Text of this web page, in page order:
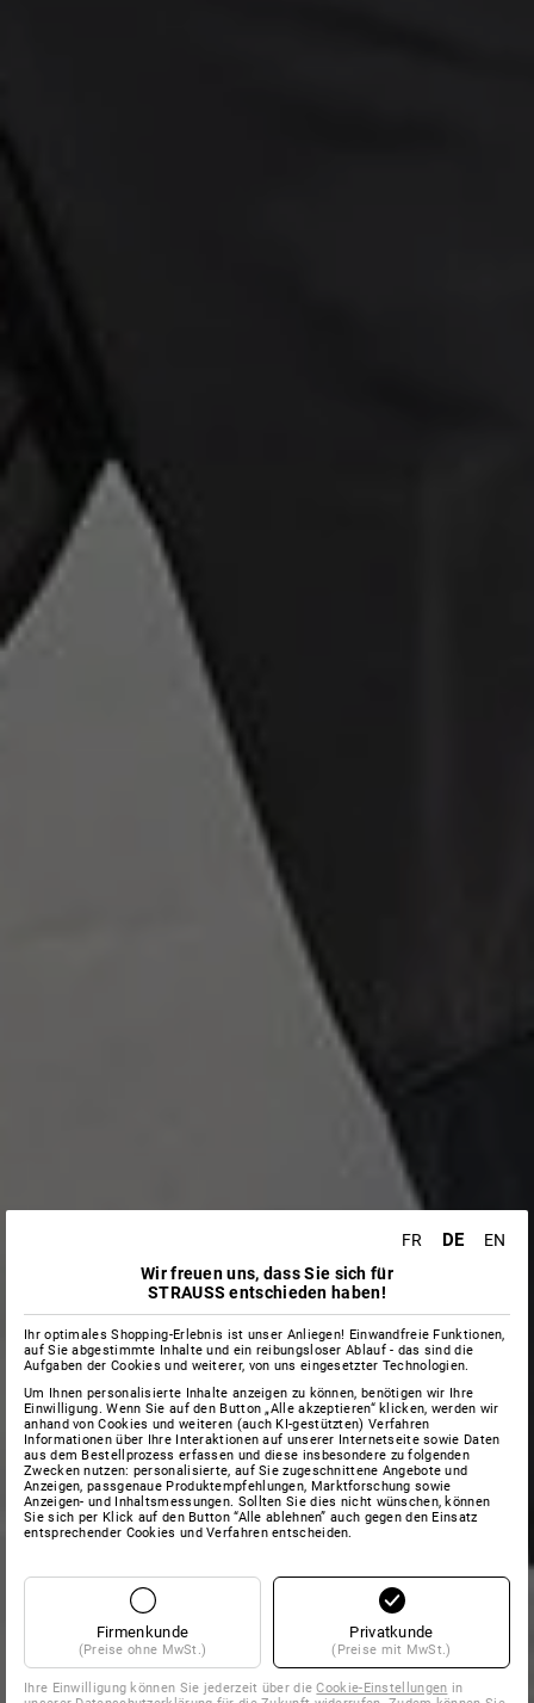
FR DE
EN
Wir freuen uns, dass Sie sich für
STRAUSS entschieden haben!
Ihr optimales Shopping-Erlebnis ist unser Anliegen! Einwandfreie Funktionen,
auf Sie abgestimmte Inhalte und ein reibungsloser Ablauf - das sind die
Aufgaben der Cookies und weiterer, von uns eingesetzter Technologien.
Um Ihnen personalisierte Inhalte anzeigen zu können, benötigen wir Ihre
Einwilligung. Wenn Sie auf den Button „Alle akzeptieren“ klicken, werden wir
anhand von Cookies und weiteren (auch KI-gestützten) Verfahren
Informationen über Ihre Interaktionen auf unserer Internetseite sowie Daten
aus dem Bestellprozess erfassen und diese insbesondere zu folgenden
Zwecken nutzen: personalisierte, auf Sie zugeschnittene Angebote und
Anzeigen, passgenaue Produktempfehlungen, Marktforschung sowie
Anzeigen- und Inhaltsmessungen. Sollten Sie dies nicht wünschen, können
Sie sich per Klick auf den Button “Alle ablehnen” auch gegen den Einsatz
entsprechender Cookies und Verfahren entscheiden.
Firmenkunde
(Preise ohne MwSt.)
Privatkunde
(Preise mit MwSt.)
Ihre Einwilligung können Sie jederzeit über dieCookie-Einstellungen in